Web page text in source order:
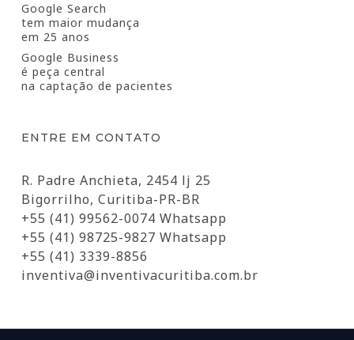
Google Search
tem maior mudança
em 25 anos
Google Business
é peça central
na captação de pacientes
ENTRE EM CONTATO
R. Padre Anchieta, 2454 lj 25
Bigorrilho, Curitiba-PR-BR
+55 (41) 99562-0074 Whatsapp
+55 (41) 98725-9827 Whatsapp
+55 (41) 3339-8856
inventiva@inventivacuritiba.com.br